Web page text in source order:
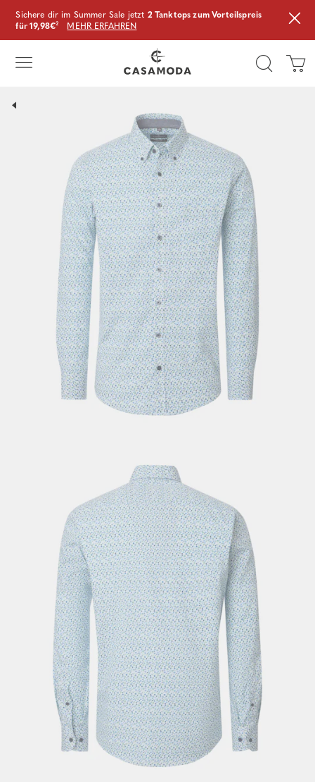
Sichere dir im Summer Sale jetzt 2 Tanktops zum Vorteilspreis
für 19,98€² MEHR ERFAHREN